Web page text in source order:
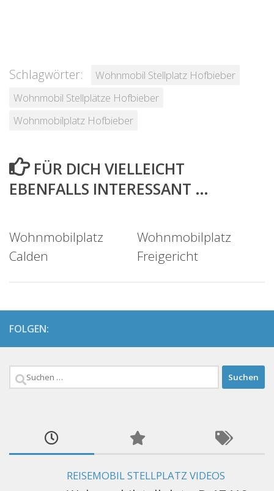
Schlagwörter:
Wohnmobil Stellplatz Hofbieber
Wohnmobil Stellplätze Hofbieber
Wohnmobilplatz Hofbieber
FÜR DICH VIELLEICHT
EBENFALLS INTERESSANT …
Wohnmobilplatz
Calden
Wohnmobilplatz
Freigericht
FOLGEN:
Suchen
REISEMOBIL STELLPLATZ VIDEOS